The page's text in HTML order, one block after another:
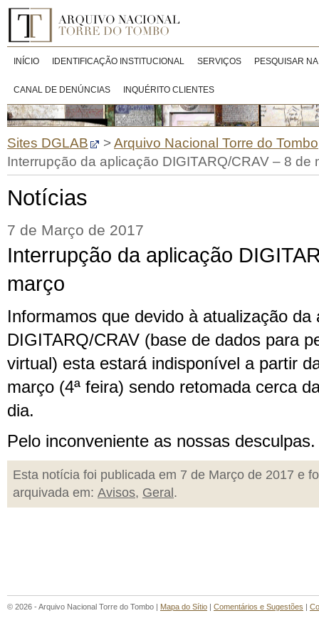
INÍCIO IDENTIFICAÇÃO INSTITUCIONAL SERVIÇOS PESQUISAR
CANAL DE DENÚNCIAS INQUÉRITO CLIENTES
Sites DGLAB >Arquivo Nacional Torre do Tombo
Interrupção da aplicação DIGITARQ/CRAV – 8 de
Notícias
7 de Março de 2017
Interrupção da aplicação
março
Informamos que devido à atualização da
DIGITARQ/CRAV (base de dados para
virtual) esta estará indisponível a partir
março (4ª feira) sendo retomada cerca
dia.
Pelo inconveniente as nossas desculpas.
Esta notícia foi publicada em 7 de Março de 2017 e
arquivada em: Avisos, Geral .
© 2026 - Arquivo Nacional Torre do Tombo | Mapa do Sítio | Comentários e Sugestões |